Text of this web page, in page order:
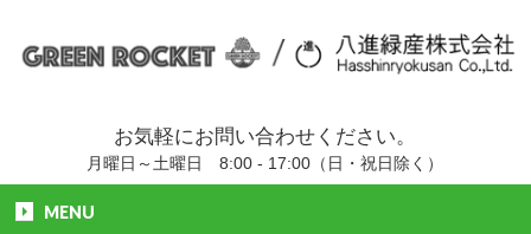
お気軽にお問い合わせください。
月曜日～土曜日 8:00 - 17:00（日・祝日除く）
MENU